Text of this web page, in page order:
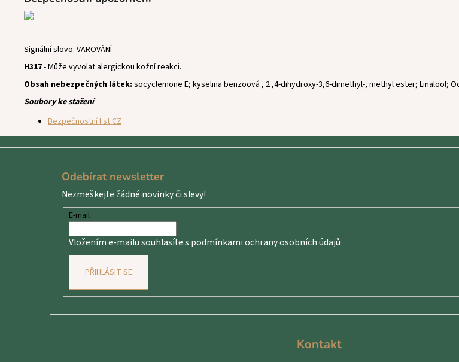
Signální slovo: VAROVÁNÍ
H317- Může vyvolat alergickou kožní reakci.
Obsah nebezpečných látek: socyclemone E; kyselina benzoová , 2 ,4-dihydroxy-3,6-dimethyl-, methyl ester; Linalool;
Soubory ke stažení
Bezpečnostní list CZ
Odebírat newsletter
Nezmeškejte žádné novinky či slevy!
E-mail
Vložením e-mailu souhlasíte s podmínkami ochrany osobních údajů
PŘIHLÁSIT SE
Kontakt